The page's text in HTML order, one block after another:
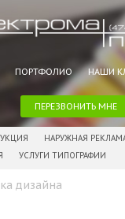
ПОРТФОЛИО НАШИ
ПЕРЕЗВОНИТЬ МНЕ
НАРУЖНАЯ
УСЛУГИ ТИПОГРАФИИ
дизайна